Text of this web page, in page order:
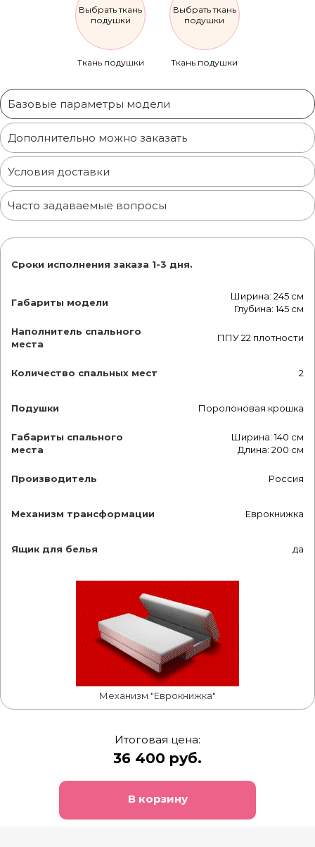
Выбрать ткань
подушки
Ткань подушки
Выбрать ткань
подушки
Ткань подушки
Базовые параметры модели
Дополнительно можно заказать
Условия доставки
Часто задаваемые вопросы
Сроки исполнения заказа 1-3 дня.
Габариты модели
Ширина: 245 см
Глубина: 145 см
Наполнитель спального
места
ППУ 22 плотности
Количество спальных мест 2
Подушки Поролоновая крошка
Габариты спального
места
Ширина: 140 см
Длина: 200 см
Производитель Россия
Механизм трансформации Еврокнижка
Ящик для белья да
Механизм "Еврокнижка"
Итоговая цена:
36 400 руб.
В корзину